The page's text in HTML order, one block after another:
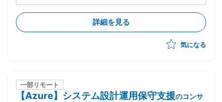
・要員管理、進捗管理、タスク管理を担当
・設計レビューの実施
・関係者調整(エンドユーザ・ベンダー・オフショア開
発メンバ間)
・ベンダー統制及びチームコミュニケーションの推進
詳細を見る
気になる
一部リモート
【Azure】システム設計運用保守支援のコンサ